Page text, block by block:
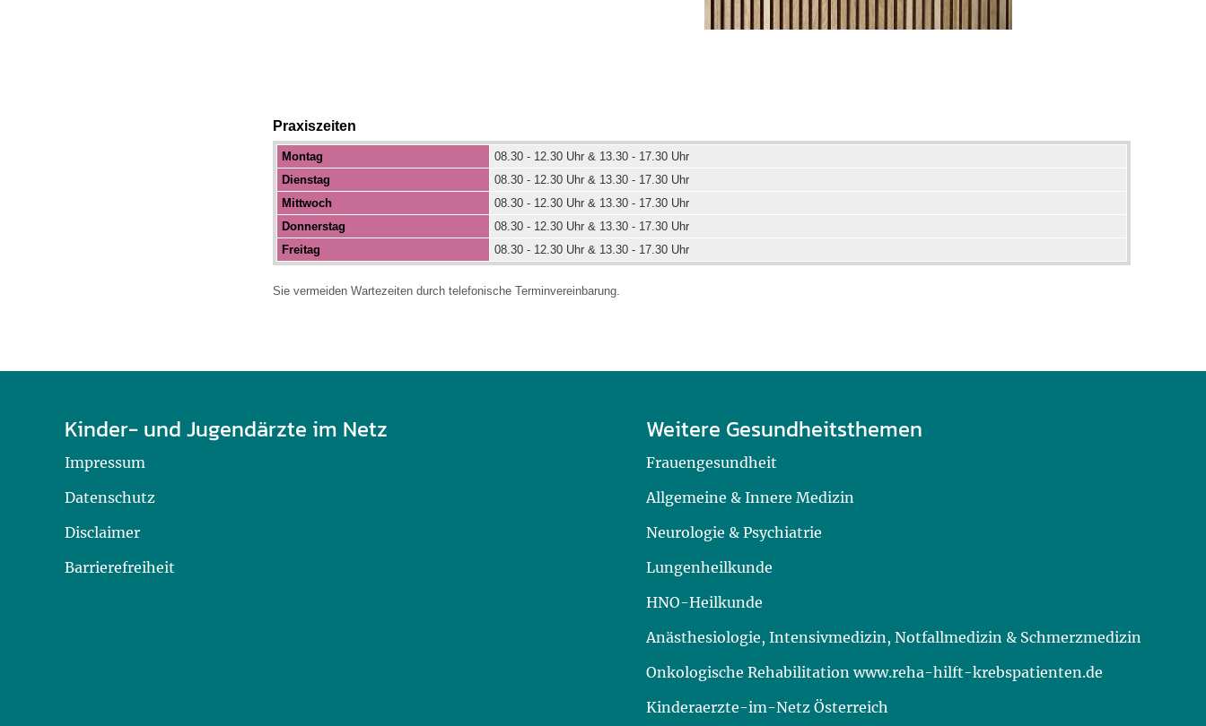
Praxiszeiten
Montag
08.30 - 12.30 Uhr & 13.30 - 17.30 Uhr
Dienstag
08.30 - 12.30 Uhr & 13.30 - 17.30 Uhr
Mittwoch
08.30 - 12.30 Uhr & 13.30 - 17.30 Uhr
Donnerstag
08.30 - 12.30 Uhr & 13.30 - 17.30 Uhr
Freitag
08.30 - 12.30 Uhr & 13.30 - 17.30 Uhr
Sie vermeiden Wartezeiten durch telefonische Terminvereinbarung.
Kinder- und Jugendärzte im Netz
Impressum
Datenschutz
Disclaimer
Barrierefreiheit
Weitere Gesundheitsthemen
Frauengesundheit
Allgemeine & Innere Medizin
Neurologie & Psychiatrie
Lungenheilkunde
HNO-Heilkunde
Anästhesiologie, Intensivmedizin, Notfallmedizin & Schmerzmedizin
Onkologische Rehabilitation www.reha-hilft-krebspatienten.de
Kinderaerzte-im-Netz Österreich